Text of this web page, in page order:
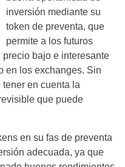
inversión mediante su
token de preventa, que
permite a los futuros
bajo e interesante
en los exchanges. Sin
en cuenta la
que puede
en su fas de preventa
adecuada, ya que